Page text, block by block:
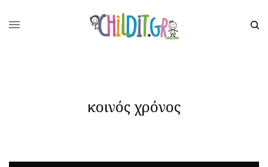
κοινός χρόνος